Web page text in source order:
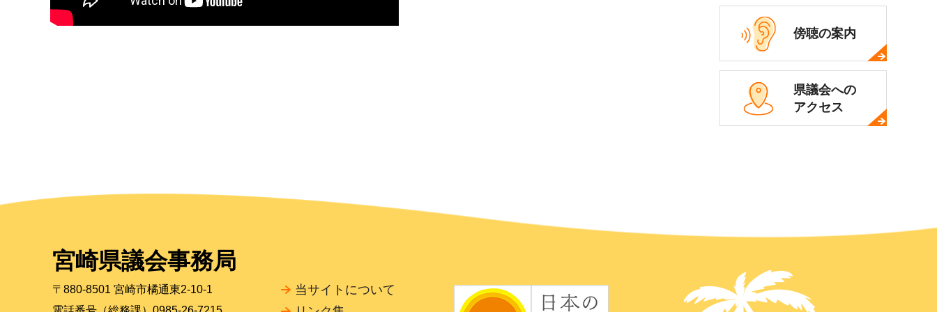
傍聴の案内
県議会への
アクセス
宮崎県議会事務局
〒880-8501 宮崎市橘通東2-10-1
当サイトについて